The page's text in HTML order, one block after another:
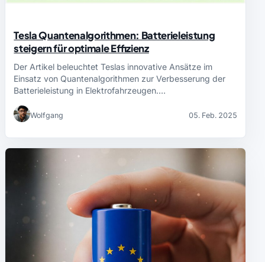
Tesla Quantenalgorithmen: Batterieleistung
steigern für optimale Effizienz
Der Artikel beleuchtet Teslas innovative Ansätze im
Einsatz von Quantenalgorithmen zur Verbesserung der
Batterieleistung in Elektrofahrzeugen.…
Wolfgang 05. Feb. 2025